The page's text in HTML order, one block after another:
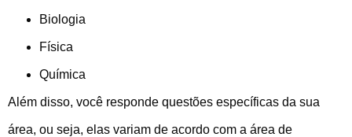
Biologia
Física
Química
Além disso, você responde questões específicas da sua
área, ou seja, elas variam de acordo com a área de